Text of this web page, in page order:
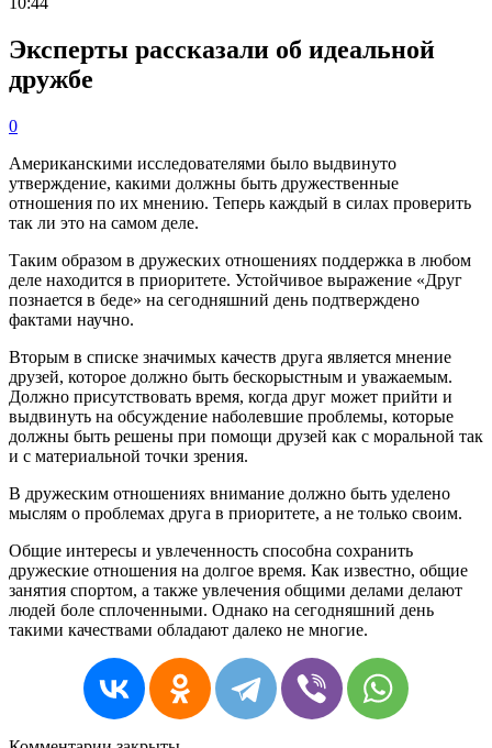
Эксперты рассказали об идеальной
дружбе
0
Американскими исследователями было выдвинуто
утверждение, какими должны быть дружественные
отношения по их мнению. Теперь каждый в силах проверить
так ли это на самом деле.
Таким образом в дружеских отношениях поддержка в любом
деле находится в приоритете. Устойчивое выражение «Друг
познается в беде» на сегодняшний день подтверждено
фактами научно.
Вторым в списке значимых качеств друга является мнение
друзей, которое должно быть бескорыстным и уважаемым.
Должно присутствовать время, когда друг может прийти и
выдвинуть на обсуждение наболевшие проблемы, которые
должны быть решены при помощи друзей как с моральной так
и с материальной точки зрения.
В дружеским отношениях внимание должно быть уделено
мыслям о проблемах друга в приоритете, а не только своим.
Общие интересы и увлеченность способна сохранить
дружеские отношения на долгое время. Как известно, общие
занятия спортом, а также увлечения общими делами делают
людей боле сплоченными. Однако на сегодняшний день
такими качествами обладают далеко не многие.